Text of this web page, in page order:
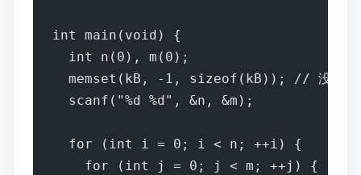
int main(void) {
  int n(0), m(0);
memset(kB, -1, sizeof(kB)); // 没访问过
  scanf("%d %d", &n, &m);
  for (int i = 0; i < n; ++i) {
    for (int j = 0; j < m; ++j) {